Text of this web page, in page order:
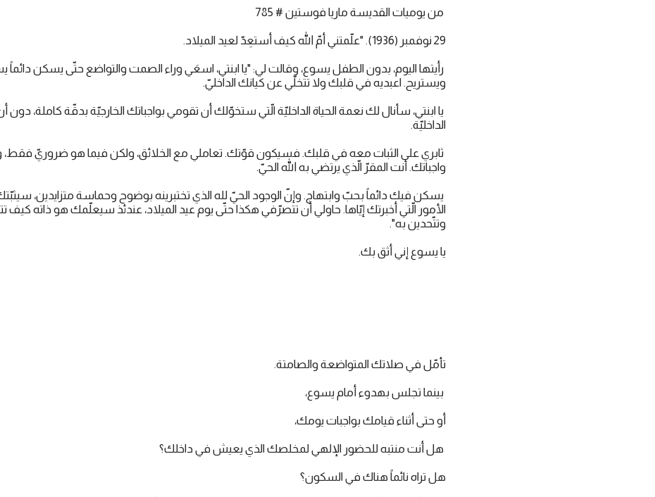
من يوميات القديسة ماريا فوستين # 785
29 نوفمبر (1936). "علّمتني أمّ الله كيف أستعِدّ لعيد الميلاد.
رأيتها اليوم، بدون الطفل يسوع، وقالت لي: "يا ابنتي، اسعَي وراء الصمت والتواضع حتّى يسكن
ويستريح. اعبديه في قلبك ولا تتخلّي عن كيانك الداخليّ.
يا ابنتي، سأنال لك نعمة الحياة الداخليّة الّتي ستخوّلك أن تقومي بواجباتك الخارجيّة بدقّة كاملة،
الداخليّة.
ثابري على الثبات معه في قلبك. فسيكون قوّتك. تعاملي مع الخلائق، ولكن فيما هو ضروريّ فقط،
واجباتك. أنت المقرّ الّذي يرتضي به الله الحيّ.
يسكن فيك دائماً بحبّ وابتهاج. وإنّ الوجود الحيّ لله الذي تختبرينه بوضوح وحماسة متزايدين،
الأمور الّتي أخبرتك إيّاها. حاولي أن تتصرّفي هكذا حتّى يوم عيد الميلاد، عندئذ سيعلّمك هو ذاته
وتتّحدين به".
يا يسوع إني أثق بك.
تأمّل في صلاتك المتواضعة والصامتة.
بينما تجلس بهدوء أمام يسوع،
أو حتى أثناء قيامك بواجبات يومك،
هل أنت منتبه للحضور الإلهي لمخلصك الذي يعيش في داخلك؟
هل تراه نائماً هناك في السكون؟